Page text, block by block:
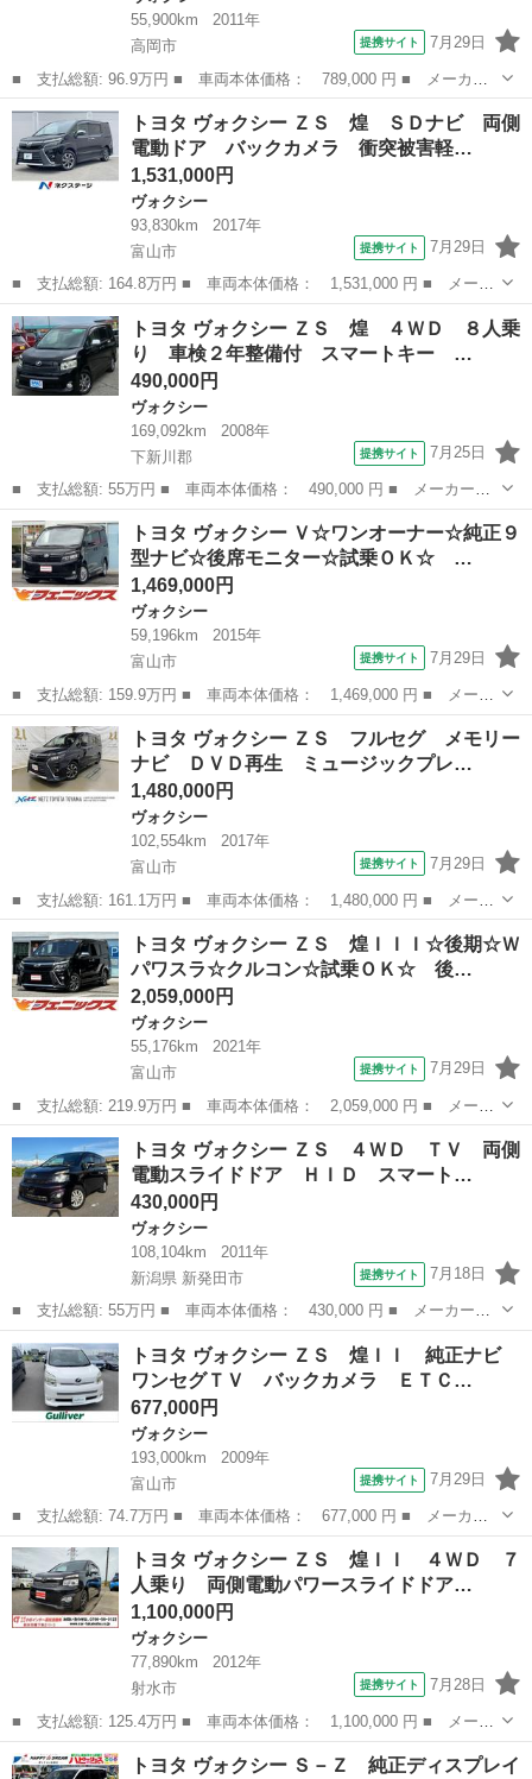
55,900km
2011年
高岡市
提携サイト 7月29日
■ 支払総額: 96.9万円 ■ 車両本体価格： 789,000 円 ■ メーカー
名： トヨタ ■ 車種名： ヴォクシー ■ グレード名： ＺＳ
煌 後期☆４ＷＤ☆８型ナビＴＶ☆バックカメラ☆試乗ＯＫ 後席フ
リップダウン☆...
富山 高岡市 ヴォクシー
トヨタ ヴォクシー ＺＳ 煌 ＳＤナビ 両側
電動ドア バックカメラ 衝突被害軽…
1,531,000円
ヴォクシー
93,830km
2017年
富山市
提携サイト 7月29日
■ 支払総額: 164.8万円 ■ 車両本体価格： 1,531,000 円 ■ メーカ
ー名： トヨタ ■ 車種名： ヴォクシー ■ グレード名： ＺＳ
煌 ＳＤナビ 両側電動ドア バックカメラ 衝突被害軽減システ
ム 禁煙車...
富山 富山市 ヴォクシー
トヨタ ヴォクシー ＺＳ 煌 ４ＷＤ ８人乗
り 車検２年整備付 スマートキー …
490,000円
ヴォクシー
169,092km
2008年
下新川郡
提携サイト 7月25日
■ 支払総額: 55万円 ■ 車両本体価格： 490,000 円 ■ メーカー
名： トヨタ ■ 車種名： ヴォクシー ■ グレード名： ＺＳ
煌 ４ＷＤ ８人乗り 車検２年整備付 スマートキー プッシュス
タート ナビ ＴＶ...
富山 下新川郡 ヴォクシー
トヨタ ヴォクシー Ｖ☆ワンオーナー☆純正９
型ナビ☆後席モニター☆試乗ＯＫ☆ …
1,469,000円
ヴォクシー
59,196km
2015年
富山市
提携サイト 7月29日
■ 支払総額: 159.9万円 ■ 車両本体価格： 1,469,000 円 ■ メーカ
ー名： トヨタ ■ 車種名： ヴォクシー ■ グレード名： Ｖ☆ワ
ンオーナー☆純正９型ナビ☆後席モニター☆試乗ＯＫ☆ ワンオーナ
ー☆純正...
富山 富山市 ヴォクシー
トヨタ ヴォクシー ＺＳ フルセグ メモリー
ナビ ＤＶＤ再生 ミュージックプレ…
1,480,000円
ヴォクシー
102,554km
2017年
富山市
提携サイト 7月29日
■ 支払総額: 161.1万円 ■ 車両本体価格： 1,480,000 円 ■ メーカ
ー名： トヨタ ■ 車種名： ヴォクシー ■ グレード名： ＺＳ
フルセグ メモリーナビ ＤＶＤ再生 ミュージックプレイヤー接続
可 バッ...
富山 富山市 ヴォクシー
トヨタ ヴォクシー ＺＳ 煌ＩＩＩ☆後期☆Ｗ
パワスラ☆クルコン☆試乗ＯＫ☆ 後…
2,059,000円
ヴォクシー
55,176km
2021年
富山市
提携サイト 7月29日
■ 支払総額: 219.9万円 ■ 車両本体価格： 2,059,000 円 ■ メーカ
ー名： トヨタ ■ 車種名： ヴォクシー ■ グレード名： ＺＳ
煌ＩＩＩ☆後期☆Ｗパワスラ☆クルコン☆試乗ＯＫ☆ 後期型☆両側
パワスラ...
富山 富山市 ヴォクシー
トヨタ ヴォクシー ＺＳ ４ＷＤ ＴＶ 両側
電動スライドドア ＨＩＤ スマート…
430,000円
ヴォクシー
108,104km
2011年
新潟県 新発田市
提携サイト 7月18日
■ 支払総額: 55万円 ■ 車両本体価格： 430,000 円 ■ メーカー
名： トヨタ ■ 車種名： ヴォクシー ■ グレード名： ＺＳ ４
ＷＤ ＴＶ 両側電動スライドドア ＨＩＤ スマートキー 電動格
納ミラー 後席モ...
新潟 新発田市 ヴォクシー
トヨタ ヴォクシー ＺＳ 煌ＩＩ 純正ナビ
ワンセグＴＶ バックカメラ ＥＴＣ…
677,000円
ヴォクシー
193,000km
2009年
富山市
提携サイト 7月29日
■ 支払総額: 74.7万円 ■ 車両本体価格： 677,000 円 ■ メーカー
名： トヨタ ■ 車種名： ヴォクシー ■ グレード名： ＺＳ 煌
ＩＩ 純正ナビ ワンセグＴＶ バックカメラ ＥＴＣ ＡＢＳ 横
滑り防止装置...
富山 富山市 ヴォクシー
トヨタ ヴォクシー ＺＳ 煌ＩＩ ４ＷＤ ７
人乗り 両側電動パワースライドドア…
1,100,000円
ヴォクシー
77,890km
2012年
射水市
提携サイト 7月28日
■ 支払総額: 125.4万円 ■ 車両本体価格： 1,100,000 円 ■ メーカ
ー名： トヨタ ■ 車種名： ヴォクシー ■ グレード名： ＺＳ
煌ＩＩ ４ＷＤ ７人乗り 両側電動パワースライドドア 地デジフ
富山 射水市 ヴォクシー
トヨタ ヴォクシー Ｓ－Ｚ 純正ディスプレイ